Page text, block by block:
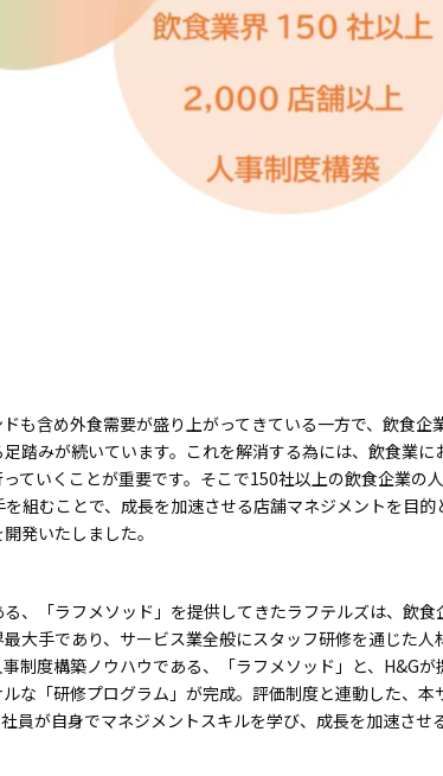
も含め外食需要が盛り上がってきている一方で、飲食企
踏みが続いています。これを解消する為には、飲食業に
ていくことが重要です。そこで150社以上の飲食企業の
組むことで、成長を加速させる店舗マネジメントを目的
発いたしました。
、「ラフメソッド」を提供してきたラフテルズは、飲
大手であり、サービス業全般にスタッフ研修を通じた人
制度構築ノウハウである、「ラフメソッド」と、H&G
な「研修プログラム」が完成。評価制度と連動した、本
員が自身でマネジメントスキルを学び、成長を加速させ